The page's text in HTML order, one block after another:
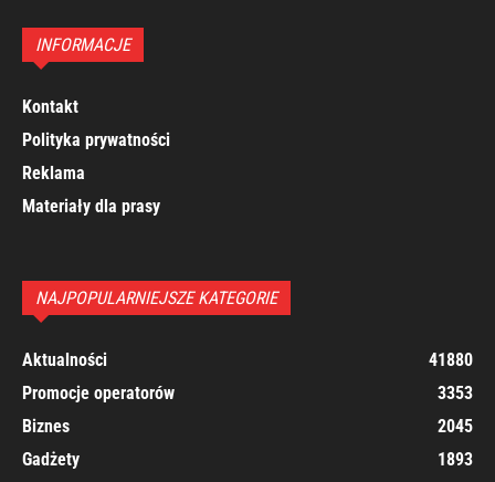
INFORMACJE
Kontakt
Polityka prywatności
Reklama
Materiały dla prasy
NAJPOPULARNIEJSZE KATEGORIE
Aktualności
41880
Promocje operatorów
3353
Biznes
2045
Gadżety
1893